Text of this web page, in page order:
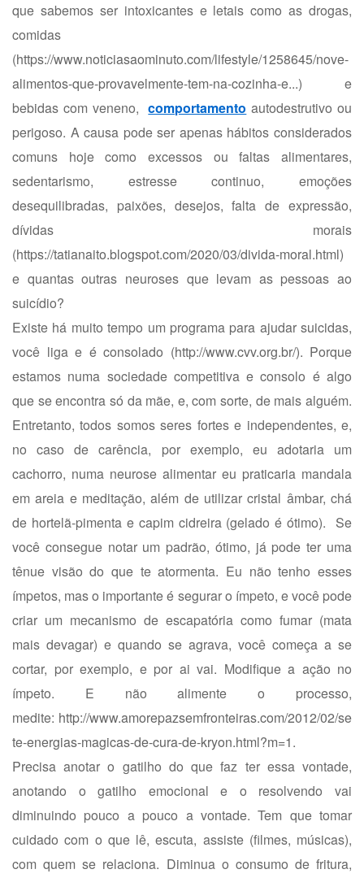
que sabemos ser intoxicantes e letais como as drogas,
comidas
(https://www.noticiasaominuto.com/lifestyle/1258645/nove-
alimentos-que-provavelmente-tem-na-cozinha-e...) e
bebidas com veneno,comportamento autodestrutivo ou
perigoso. A causa pode ser apenas hábitos considerados
comuns hoje como excessos ou faltas alimentares,
sedentarismo, estresse continuo, emoções
desequilibradas, paixões, desejos, falta de expressão,
dívidas morais
(https://tatianaito.blogspot.com/2020/03/divida-moral.html)
e quantas outras neuroses que levam as pessoas ao
suicídio?
Existe há muito tempo um programa para ajudar suicidas,
você liga e é consolado (http://www.cvv.org.br/). Porque
estamos numa sociedade competitiva e consolo é algo
que se encontra só da mãe, e, com sorte, de mais alguém.
Entretanto, todos somos seres fortes e independentes, e,
no caso de carência, por exemplo, eu adotaria um
cachorro, numa neurose alimentar eu praticaria mandala
em areia e meditação, além de utilizar cristal âmbar, chá
de hortelã-pimenta e capim cidreira (gelado é ótimo). Se
você consegue notar um padrão, ótimo, já pode ter uma
tênue visão do que te atormenta. Eu não tenho esses
ímpetos, mas o importante é segurar o ímpeto, e você pode
criar um mecanismo de escapatória como fumar (mata
mais devagar) e quando se agrava, você começa a se
cortar, por exemplo, e por ai vai. Modifique a ação no
ímpeto. E não alimente o processo,
medite: http://www.amorepazsemfronteiras.com/2012/02/se
te-energias-magicas-de-cura-de-kryon.html?m=1.
Precisa anotar o gatilho do que faz ter essa vontade,
anotando o gatilho emocional e o resolvendo vai
diminuindo pouco a pouco a vontade. Tem que tomar
cuidado com o que lê, escuta, assiste (filmes, músicas),
com quem se relaciona. Diminua o consumo de fritura,